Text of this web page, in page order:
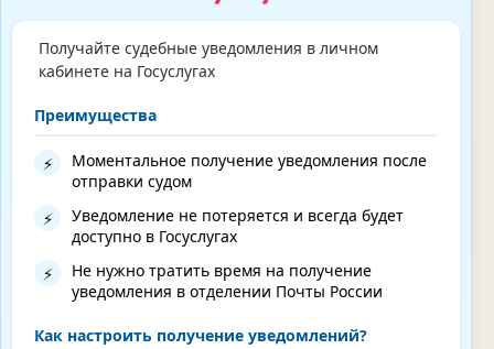
Получайте судебные уведомления в личном
кабинете на Госуслугах
Преимущества
⚡
Моментальное получение уведомления после
отправки судом
⚡
Уведомление не потеряется и всегда будет
доступно в Госуслугах
⚡
Не нужно тратить время на получение
уведомления в отделении Почты России
Как настроить получение уведомлений?